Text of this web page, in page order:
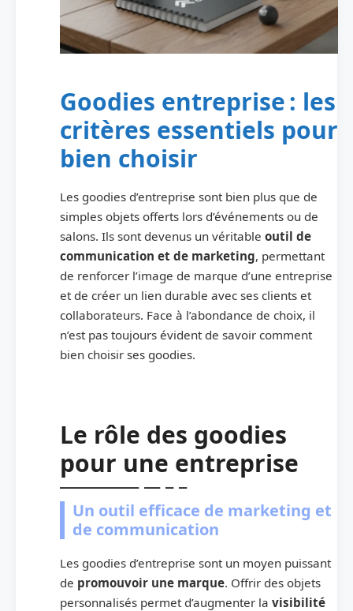
Goodies entreprise : les
critères essentiels pour
bien choisir
Les goodies d’entreprise sont bien plus que de
simples objets offerts lors d’événements ou de
salons. Ils sont devenus un véritable outil de
communication et de marketing, permettant
de renforcer l’image de marque d’une entreprise
et de créer un lien durable avec ses clients et
collaborateurs. Face à l’abondance de choix, il
n’est pas toujours évident de savoir comment
bien choisir ses goodies.
Le rôle des goodies
pour une entreprise
Un outil efficace de marketing et
de communication
Les goodies d’entreprise sont un moyen puissant
de promouvoir une marque. Offrir des objets
personnalisés permet d’augmenter la visibilité